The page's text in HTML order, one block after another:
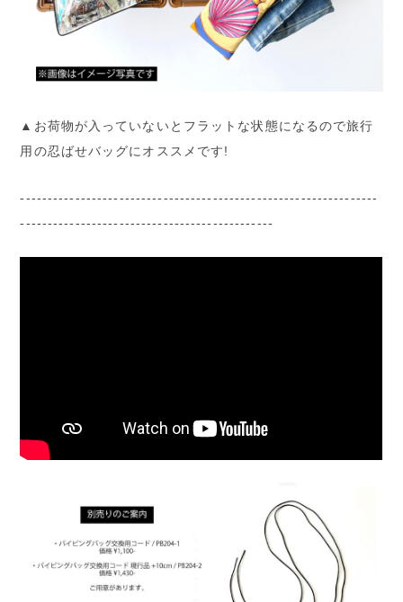
▲お荷物が入っていないとフラットな状態になるので旅行
用の忍ばせバッグにオススメです!
-----------------------------------------------------------------
----------------------------------------------